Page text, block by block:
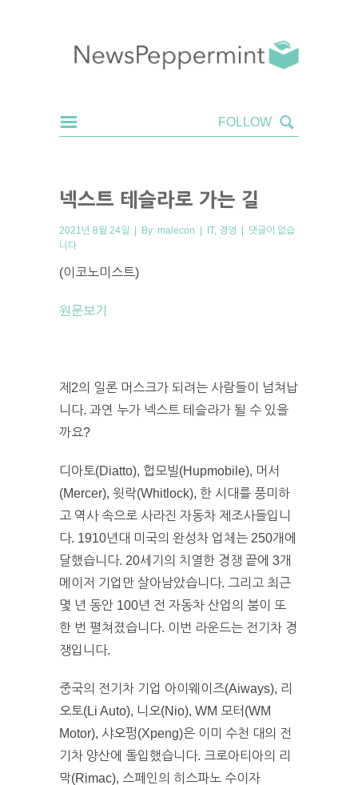
넥스트 테슬라로 가는 길
2021년 8월 24일 | By: malecon | IT, 경영 | 댓글이 없습
니다
(이코노미스트)
원문보기
제2의 일론 머스크가 되려는 사람들이 넘쳐납
니다. 과연 누가 넥스트 테슬라가 될 수 있을
까요?
디아토(Diatto), 헙모빌(Hupmobile), 머서
(Mercer), 윗락(Whitlock), 한 시대를 풍미하
고 역사 속으로 사라진 자동차 제조사들입니
다. 1910년대 미국의 완성차 업체는 250개에
달했습니다. 20세기의 치열한 경쟁 끝에 3개
메이저 기업만 살아남았습니다. 그리고 최근
몇 년 동안 100년 전 자동차 산업의 붐이 또
한 번 펼쳐졌습니다. 이번 라운드는 전기차 경
쟁입니다.
중국의 전기차 기업 아이웨이즈(Aiways), 리
오토(Li Auto), 니오(Nio), WM 모터(WM
Motor), 샤오펑(Xpeng)은 이미 수천 대의 전
기차 양산에 돌입했습니다. 크로아티아의 리
막(Rimac), 스페인의 히스파노 수이자